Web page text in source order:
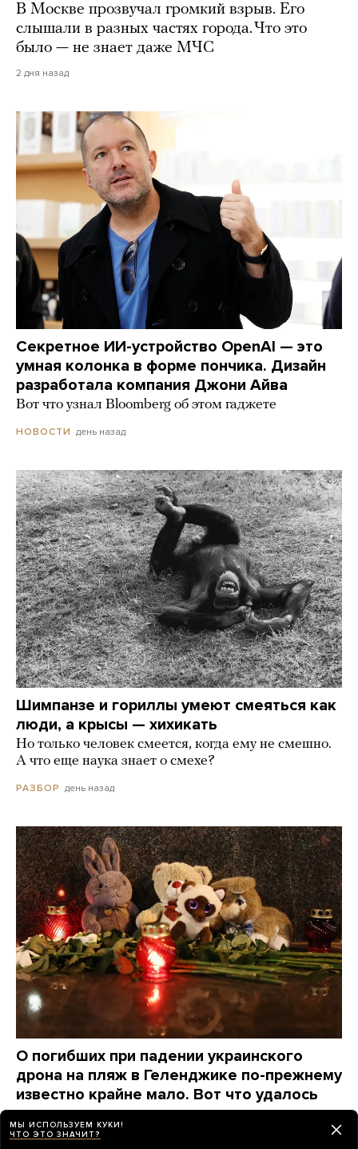
В Москве прозвучал громкий взрыв. Его
слышали в разных частях города. Что это
было — не знает даже МЧС
2 дня назад
Секретное ИИ-устройство OpenAI — это
умная колонка в форме пончика. Дизайн
разработала компания Джони Айва
Вот что узнал Bloomberg об этом гаджете
НОВОСТИ день назад
Шимпанзе и гориллы умеют смеяться как
люди, а крысы — хихикать
Но только человек смеется, когда ему не смешно.
А что еще наука знает о смехе?
РАЗБОР день назад
О погибших при падении украинского
дрона на пляж в Геленджике по-прежнему
известно крайне мало. Вот что удалось
узнать о жертвах за три дня
НОВОСТИ 2 дня назад
МЫ ИСПОЛЬЗУЕМ КУКИ!
ЧТО ЭТО ЗНАЧИТ?